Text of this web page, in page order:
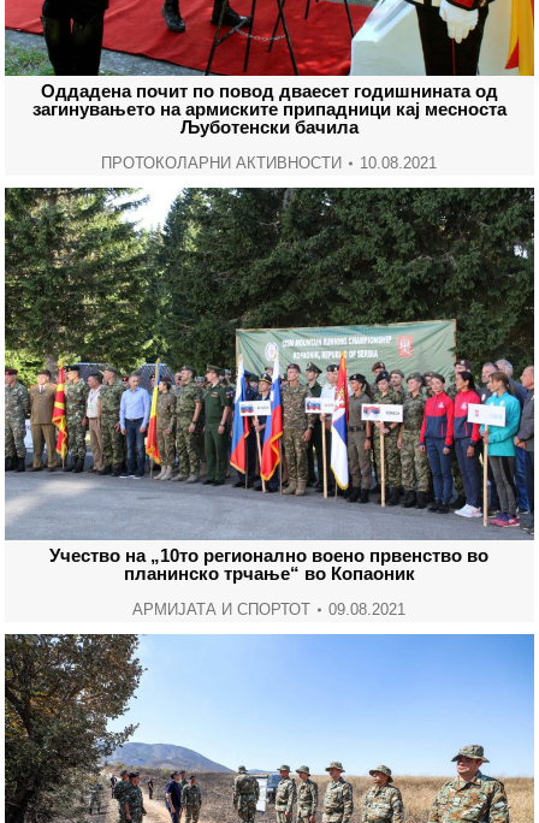
Оддадена почит по повод дваесет годишнината од
загинувањето на армиските припадници кај месноста
Љуботенски бачила
ПРОТОКОЛАРНИ АКТИВНОСТИ 10.08.2021
Учество на „10то регионално воено првенство во
планинско трчање“ во Копаоник
АРМИЈАТА И СПОРТОТ 09.08.2021